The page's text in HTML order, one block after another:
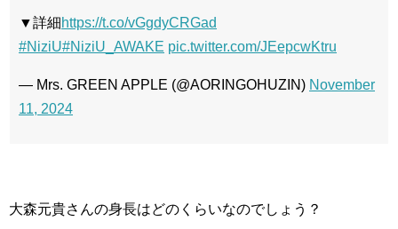
▼詳細https://t.co/vGgdyCRGad
#NiziU#NiziU_AWAKE pic.twitter.com/JEepcwKtru
— Mrs. GREEN APPLE (@AORINGOHUZIN) November
11, 2024
大森元貴さんの身長はどのくらいなのでしょう？